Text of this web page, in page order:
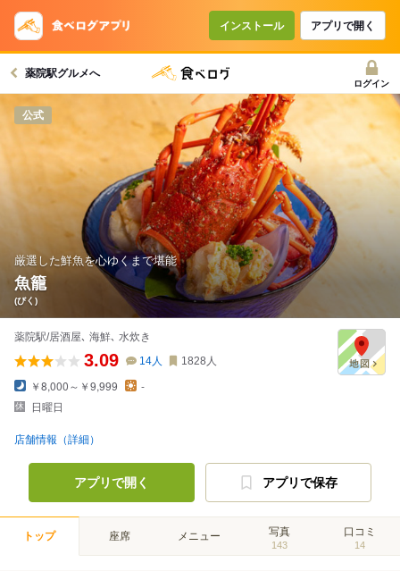
インストール アプリで開く
薬院駅グルメへ
ログイン
公式
厳選した鮮魚を心ゆくまで堪能
魚籠
(びく)
薬院駅/居酒屋､ 海鮮､ 水炊き
3.09 14人 1828 人
￥8,000～￥9,999
-
日曜日
店舗情報（詳細）
アプリで開く アプリで保存
トップ 座席 メニュー 写真
143
口コミ
14